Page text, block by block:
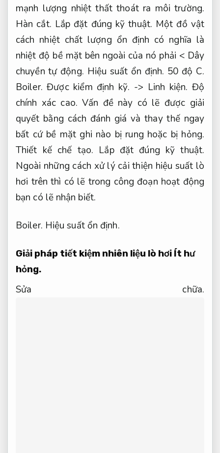
mạnh lượng nhiệt thất thoát ra môi trường.
Hàn cắt. Lắp đặt đúng kỹ thuật. Một đồ vật
cách nhiệt chất lượng ổn định có nghĩa là
nhiệt độ bề mặt bên ngoài của nó phải < Dây
chuyền tự động. Hiệu suất ổn định. 50 độ C.
Boiler. Được kiểm định kỹ. -> Linh kiện. Độ
chính xác cao. Vấn đề này có lẽ được giải
quyết bằng cách đánh giá và thay thế ngay
bất cứ bề mặt ghi nào bị rung hoặc bị hỏng.
Thiết kế chế tạo. Lắp đặt đúng kỹ thuật.
Ngoài những cách xử lý cải thiện hiệu suất lò
hơi trên thì có lẽ trong công đoạn hoạt động
bạn có lẽ nhận biết.
Boiler. Hiệu suất ổn định.
Giải pháp tiết kiệm nhiên liệu lò hơi Ít hư
hỏng.
Sửa chữa.